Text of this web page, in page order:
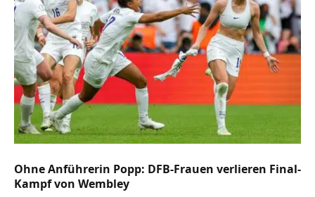
Ohne Anführerin Popp: DFB-Frauen verlieren Final-
Kampf von Wembley